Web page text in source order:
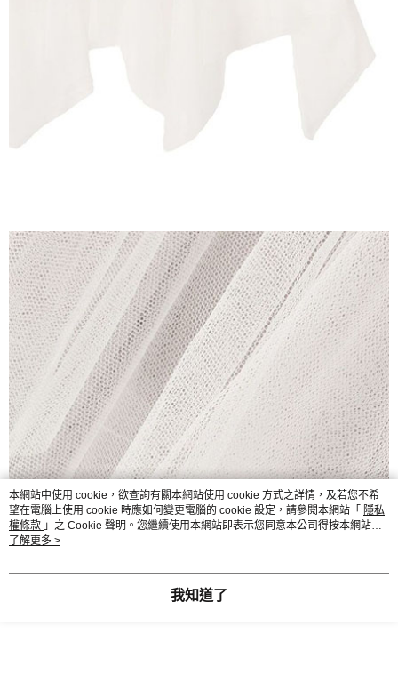
本網站中使用 cookie，欲查詢有關本網站使用 cookie 方式之詳情，及若您不希
望在電腦上使用 cookie 時應如何變更電腦的 cookie 設定，請參閱本網站「 隱私
權條款 」之 Cookie 聲明。您繼續使用本網站即表示您同意本公司得按本網站使
用條款之 Cookie 聲明使用 cookie。
了解更多 >
我知道了